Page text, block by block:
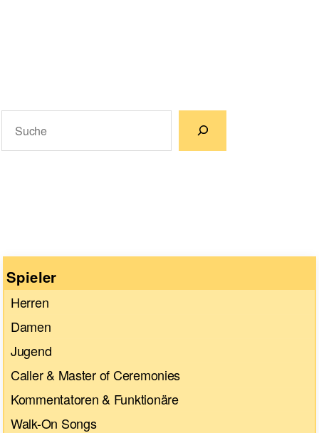
Spieler
Herren
Damen
Jugend
Caller & Master of Ceremonies
Kommentatoren & Funktionäre
Walk-On Songs